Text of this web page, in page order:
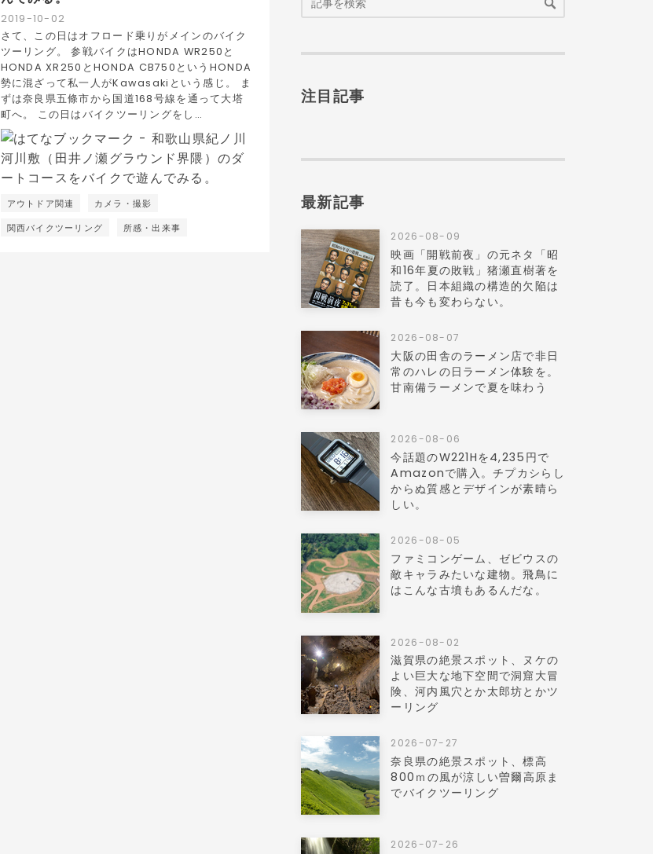
2019-10- 02
アウトドア関連
カメラ・撮影
関西バイクツーリング
所感・出来事
さて、この日はオフロード乗りがメインのバイク
ツーリング。 参戦バイクはHONDA WR250と
HONDA XR250とHONDA CB750というHONDA
勢に混ざって私一人がKawasakiという感じ。 ま
ずは奈良県五條市から国道168号線を通って大塔
町へ。 この日はバイクツーリングをし…
注目記事
最新記事
2026-08-09
映画「開戦前夜」の元ネタ「昭
和16年夏の敗戦」猪瀬直樹著を
読了。日本組織の構造的欠陥は
昔も今も変わらない。
2026-08-07
大阪の田舎のラーメン店で非日
常のハレの日ラーメン体験を。
甘南備ラーメンで夏を味わう
2026-08-06
今話題のW221Hを4,235円で
Amazonで購入。チプカシらし
からぬ質感とデザインが素晴ら
しい。
2026-08-05
ファミコンゲーム、ゼビウスの
敵キャラみたいな建物。飛鳥に
はこんな古墳もあるんだな。
2026-08-02
滋賀県の絶景スポット、ヌケの
よい巨大な地下空間で洞窟大冒
険、河内風穴とか太郎坊とかツ
ーリング
2026-07-27
奈良県の絶景スポット、標高
800ｍの風が涼しい曽爾高原ま
でバイクツーリング
2026-07-26